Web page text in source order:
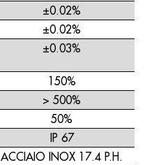
±0.02%
±0.02%
±0.03%
150%
> 500%
50%
IP 67
ACCIAIO INOX 17.4 P.H.